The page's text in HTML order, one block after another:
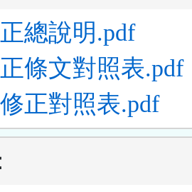
總說明.pdf
條文對照表.pdf
正對照表.pdf